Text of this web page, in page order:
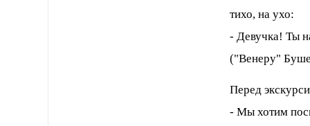
тихо, на ухо:
- Девучка! Ты
("Венеру"
Перед
- Мы хотим